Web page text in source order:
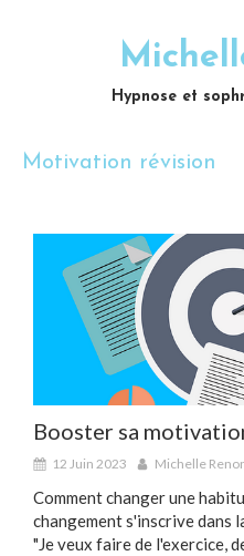
Hypnose et
Motivation révision
Booster sa
12 Juin 2023 Michelle
Comment changer une
changement s'inscrive dans
"Je veux faire de l'exercice,